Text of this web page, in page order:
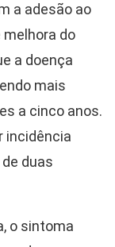
a adesão ao
do
a doença
mais
a cinco anos.
incidência
duas
o sintoma